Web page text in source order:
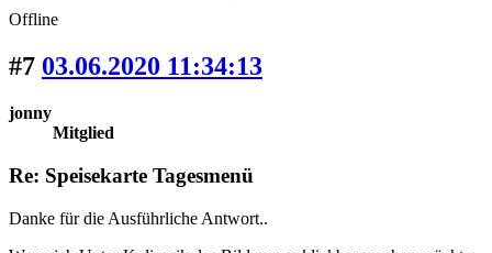
Offline
#7 03.06.2020 11:34:13
jonny
Mitglied
Re: Speisekarte Tagesmenü
Danke für die Ausführliche Antwort..